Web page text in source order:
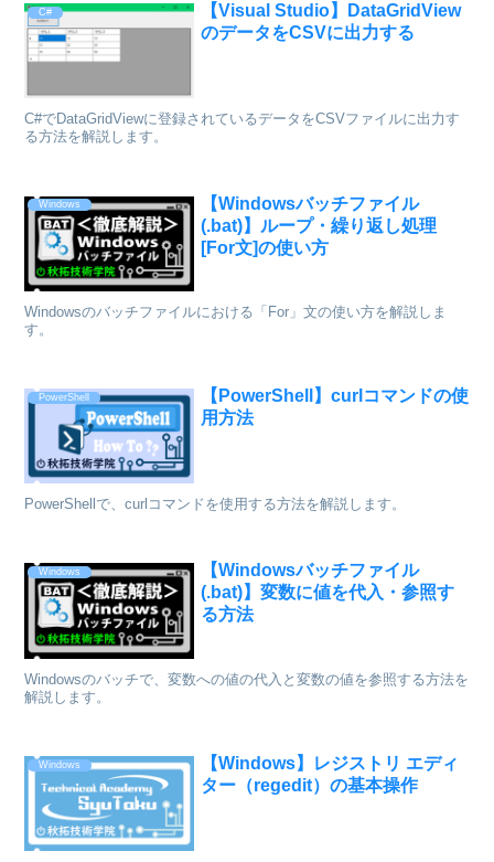
C#
【Visual Studio】DataGridView
のデータをCSVに出力する
C#でDataGridViewに登録されているデータをCSVファイルに出力す
る方法を解説します。
Windows
【Windowsバッチファイル
(.bat)】ループ・繰り返し処理
[For文]の使い方
Windowsのバッチファイルにおける「For」文の使い方を解説しま
す。
PowerShell
【PowerShell】curlコマンドの使
用方法
PowerShellで、curlコマンドを使用する方法を解説します。
Windows
【Windowsバッチファイル
(.bat)】変数に値を代入・参照す
る方法
Windowsのバッチで、変数への値の代入と変数の値を参照する方法を
解説します。
Windows
【Windows】レジストリ エディ
ター（regedit）の基本操作